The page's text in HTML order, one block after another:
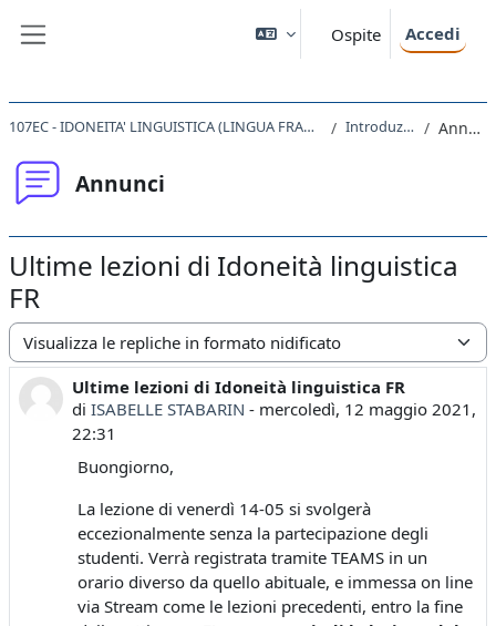
Ospite Accedi
107EC - IDONEITA' LINGUISTICA (LINGUA FRANCESE) 2020 Introduzione Annunci
Annunci
Ultime lezioni di Idoneità linguistica
FR
Modalità visualizzazione
Ultime lezioni di Idoneità linguistica FR
diISABELLE STABARIN - mercoledì, 12 maggio 2021,
22:31
Numero di risposte: 0
Buongiorno,
La lezione di venerdì 14-05 si svolgerà
eccezionalmente senza la partecipazione degli
studenti. Verrà registrata tramite TEAMS in un
orario diverso da quello abituale, e immessa on line
via Stream come le lezioni precedenti, entro la fine